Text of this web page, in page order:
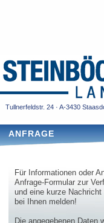
Tullnerfeldstr. 24 · A-3430
ANFRAGE
Für Informationen oder
Anfrage-Formular zur
und eine kurze
bei Ihnen melden!
Die angegebenen Daten